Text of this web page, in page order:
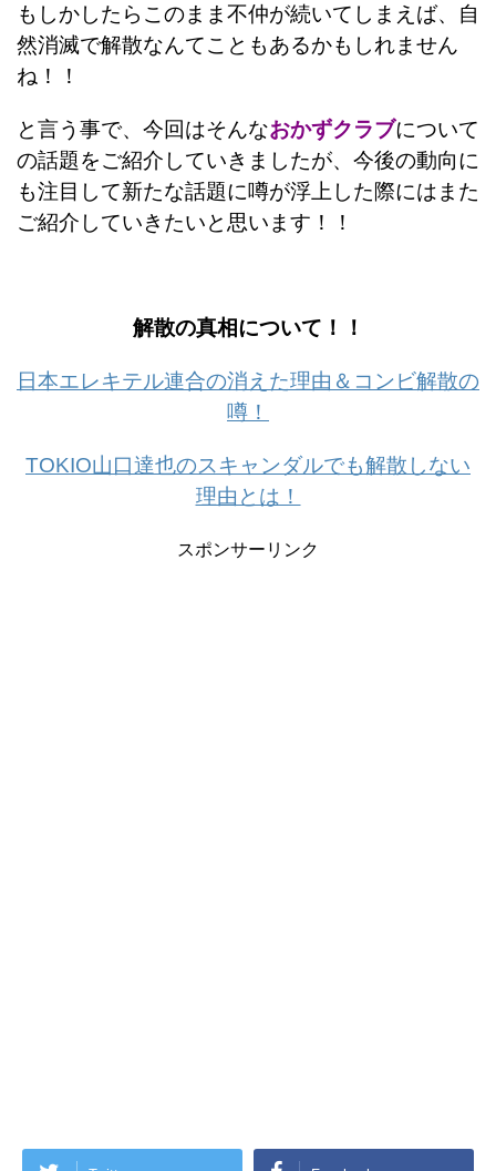
もしかしたらこのまま不仲が続いてしまえば、自
然消滅で解散なんてこともあるかもしれません
ね！！
と言う事で、今回はそんなおかずクラブについて
の話題をご紹介していきましたが、今後の動向に
も注目して新たな話題に噂が浮上した際にはまた
ご紹介していきたいと思います！！
解散の真相について！！
日本エレキテル連合の消えた理由＆コンビ解散の
噂！
TOKIO山口達也のスキャンダルでも解散しない
理由とは！
スポンサーリンク